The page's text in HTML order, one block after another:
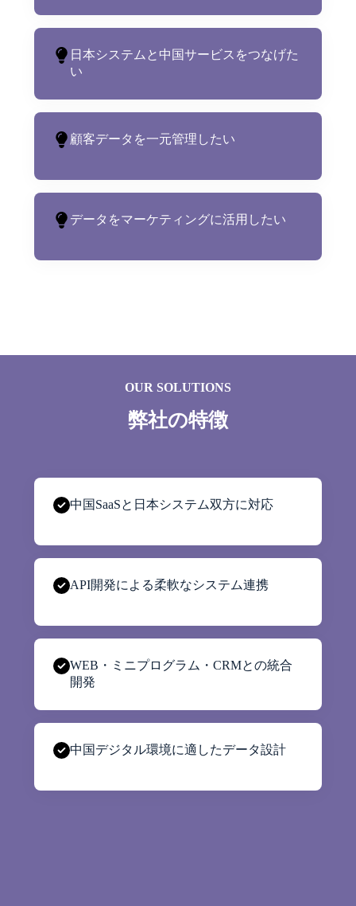
日本システムと中国サービスをつなげた
い
顧客データを一元管理したい
データをマーケティングに活用したい
OUR SOLUTIONS
弊社の特徴
中国SaaSと日本システム双方に対応
API開発による柔軟なシステム連携
WEB・ミニプログラム・CRMとの統合
開発
中国デジタル環境に適したデータ設計